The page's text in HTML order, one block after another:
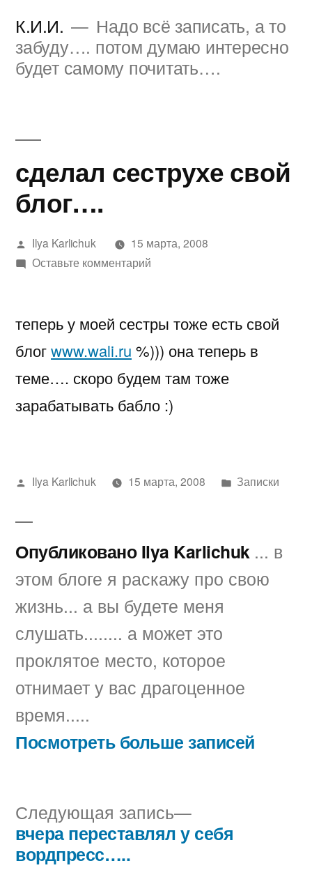
содержимому
К.И.И.
Надо всё записать, а то
забуду…. потом думаю интересно
будет самому почитать….
сделал сеструхе свой
блог….
Написано
автором
Ilya Karlichuk
15 марта, 2008
Оставьте комментарийк
свой
теперь у моей сестры тоже есть свой
блогwww.wali.ru %))) она теперь в
теме…. скоро будем там тоже
зарабатывать бабло :)
Написано
Ilya Karlichuk 15 марта, 2008
Написано
Записки
Опубликовано Ilya Karlichuk ... в
этом блоге я раскажу про свою
жизнь... а вы будете меня
слушать........ а может это
проклятое место, которое
отнимает у вас драгоценное
время.....
Посмотреть больше записей
Навигация
Следующая запись
Следующая
запись:
вчера переставлял у себя
вордпресс…..